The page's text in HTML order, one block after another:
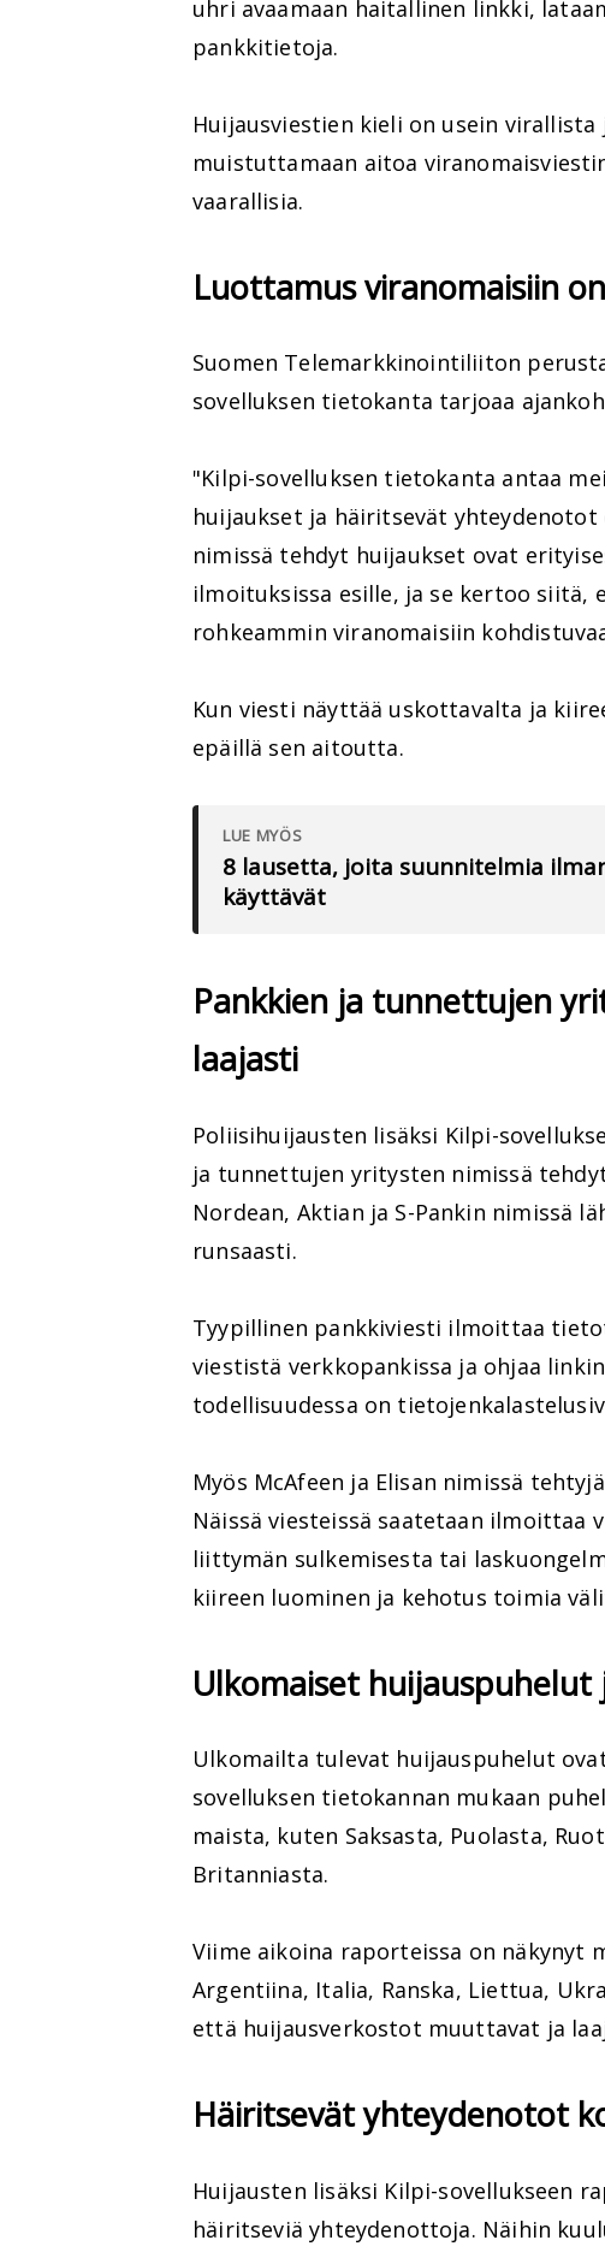
uhri avaamaan haitallinen linkki,
pankkitietoja.
Huijausviestien kieli on usein
muistuttamaan aitoa
vaarallisia.
Luottamus viranomaisiin
Suomen Telemarkkinointiliiton
sovelluksen tietokanta tarjoaa
"Kilpi-sovelluksen tietokanta antaa
huijaukset ja häiritsevät
nimissä tehdyt huijaukset ovat
ilmoituksissa esille, ja se kertoo siitä,
rohkeammin viranomaisiin
Kun viesti näyttää uskottavalta ja
epäillä sen aitoutta.
LUE MYÖS
8 lausetta, joita suunnitelmia
käyttävät
Pankkien ja tunnettujen
laajasti
Poliisihuijausten lisäksi Kilpi-
ja tunnettujen yritysten nimissä
Nordean, Aktian ja S-Pankin nimissä
runsaasti.
Tyypillinen pankkiviesti ilmoittaa
viestistä verkkopankissa ja ohjaa
todellisuudessa on
Myös McAfeen ja Elisan nimissä
Näissä viesteissä saatetaan ilmoittaa
liittymän sulkemisesta tai
kiireen luominen ja kehotus toimia
Ulkomaiset
Ulkomailta tulevat huijauspuhelut
sovelluksen tietokannan mukaan
maista, kuten Saksasta, Puolasta,
Britanniasta.
Viime aikoina raporteissa on näkynyt
Argentiina, Italia, Ranska, Liettua,
että huijausverkostot muuttavat ja
Häiritsevät yhteydenotot
Huijausten lisäksi Kilpi-sovellukseen
häiritseviä yhteydenottoja. Näihin